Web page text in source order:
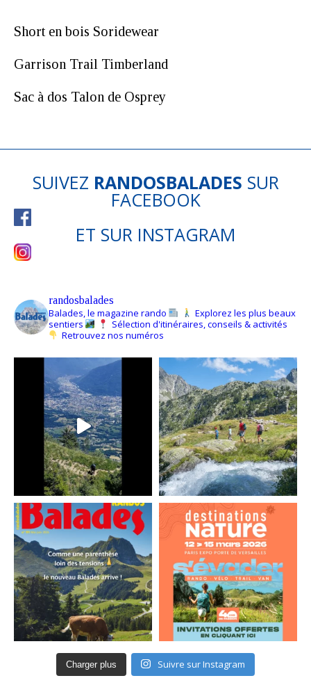
Short en bois Soridewear
Garrison Trail Timberland
Sac à dos Talon de Osprey
SUIVEZ RANDOSBALADES SUR
FACEBOOK
ET SUR INSTAGRAM
randosbalades
Balades, le magazine rando
Explorez les plus beaux
sentiers
Sélection d'itinéraires, conseils & activités
Retrouvez nos numéros
Charger plus Suivre sur Instagram